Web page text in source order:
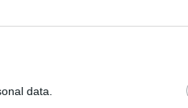
data.